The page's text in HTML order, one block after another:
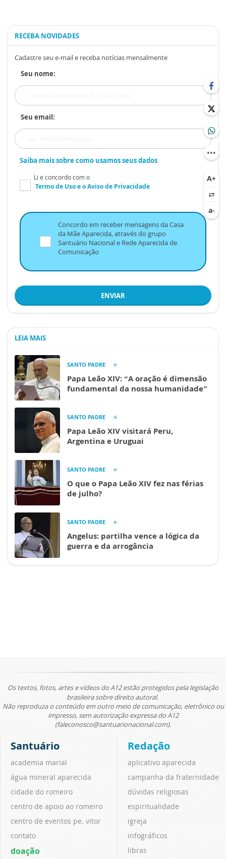
RECEBA NOVIDADES
Cadastre seu e-mail e receba notícias mensalmente
Seu nome:
Seu email:
Saiba mais sobre como usamos seus dados
Li e concordo com o
Termo de Usoe oAviso de Privacidade
Concordo em receber mensagens da Casa
da Mãe Aparecida, através do grupo
Santuário Nacional e Rede Aparecida de
Comunicação
ENVIAR
LEIA MAIS
SANTO PADRE
Papa Leão XIV: “A oração é dimensão
fundamental da nossa humanidade”
SANTO PADRE
Papa Leão XIV visitará Peru,
Argentina e Uruguai
SANTO PADRE
O que o Papa Leão XIV fez nas férias
de julho?
SANTO PADRE
Angelus: partilha vence a lógica da
guerra e da arrogância
Os textos, fotos, artes e vídeos do A12 estão protegidos pela legislação
brasileira sobre direito autoral.
Não reproduza o conteúdo em outro meio de comunicação, eletrônico ou
impresso, sem autorização expressa do A12
(faleconosco@santuarionacional.com).
Santuário
academia marial
água mineral aparecida
cidade do romeiro
centro de apoio ao romeiro
centro de eventos pe. vitor
contato
doação
Redação
aplicativo aparecida
campanha da fraternidade
dúvidas religiosas
espiritualidade
igreja
infográficos
libras